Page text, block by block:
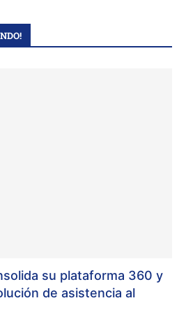
su plataforma 360 y
de asistencia al